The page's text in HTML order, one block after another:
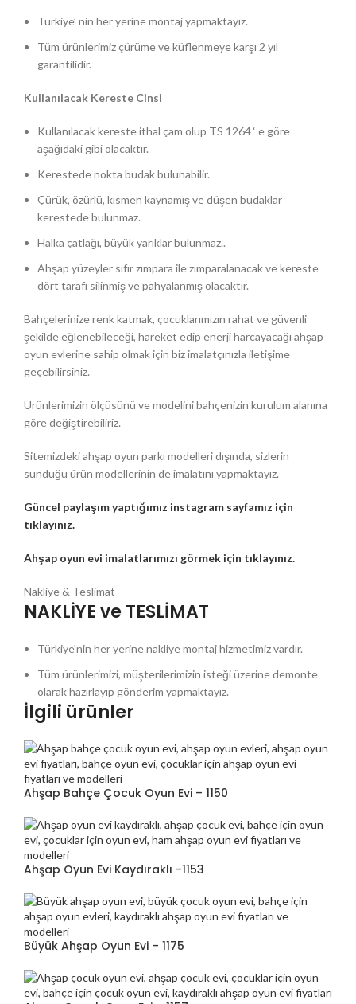
Türkiye’ nin her yerine montaj yapmaktayız.
Tüm ürünlerimiz çürüme ve küflenmeye karşı 2 yıl
garantilidir.
Kullanılacak Kereste Cinsi
Kullanılacak kereste ithal çam olup TS 1264 ‘ e göre
aşağıdaki gibi olacaktır.
Kerestede nokta budak bulunabilir.
Çürük, özürlü, kısmen kaynamış ve düşen budaklar
kerestede bulunmaz.
Halka çatlağı, büyük yarıklar bulunmaz..
Ahşap yüzeyler sıfır zımpara ile zımparalanacak ve kereste
dört tarafı silinmiş ve pahyalanmış olacaktır.
Bahçelerinize renk katmak, çocuklarımızın rahat ve güvenli
şekilde eğlenebileceği, hareket edip enerji harcayacağı ahşap
oyun evlerine sahip olmak için biz imalatçınızla iletişime
geçebilirsiniz.
Ürünlerimizin ölçüsünü ve modelini bahçenizin kurulum alanına
göre değiştirebiliriz.
Sitemizdeki ahşap oyun parkı modelleri dışında, sizlerin
sunduğu ürün modellerinin de imalatını yapmaktayız.
Güncel paylaşım yaptığımız instagram sayfamız için
tıklayınız.
Ahşap oyun evi imalatlarımızı görmek için tıklayınız.
Nakliye & Teslimat
NAKLİYE ve TESLİMAT
Türkiye'nin her yerine nakliye montaj hizmetimiz vardır.
Tüm ürünlerimizi, müşterilerimizin isteği üzerine demonte
olarak hazırlayıp gönderim yapmaktayız.
İlgili ürünler
Ahşap Bahçe Çocuk Oyun Evi – 1150
Ahşap Oyun Evi Kaydıraklı -1153
Büyük Ahşap Oyun Evi – 1175